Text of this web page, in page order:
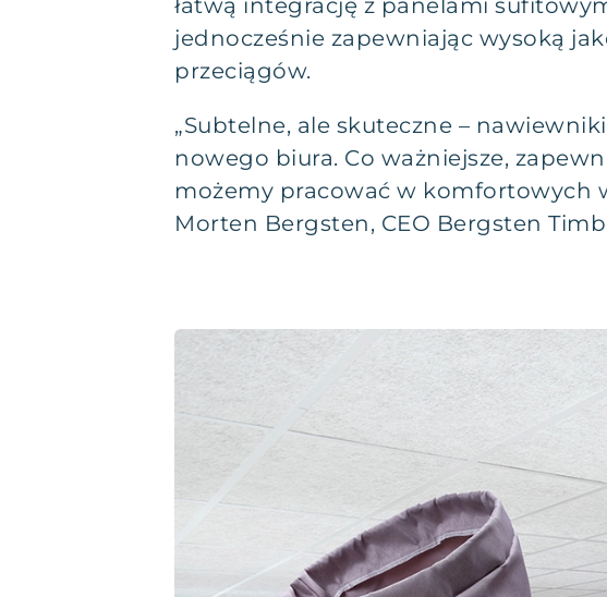
łatwą integrację z panelami
jednocześnie zapewniając wysoką
przeciągów.
„Subtelne, ale skuteczne –
nowego biura. Co ważniejsze,
możemy pracować w komfortowych
Morten Bergsten, CEO Bergsten